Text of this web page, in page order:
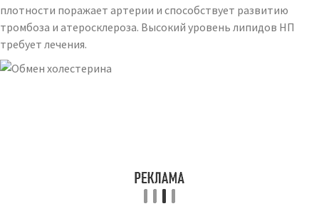
плотности поражает артерии и способствует развитию
тромбоза и атеросклероза. Высокий уровень липидов НП
требует лечения.